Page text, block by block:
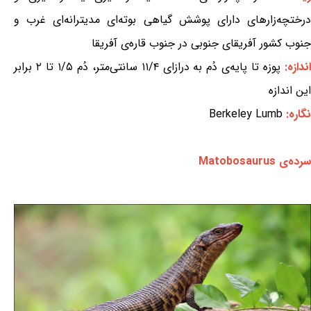
درختچه‌زارهای دارای پوشش گیاهی بوته‌ای مدیترانه‌ای غرب و
جنوب کشور آفریقای جنوبی در جنوب قاره‌ی آفریقا
اندازه:
پوزه تا پایه‌ی دُم به درازای ۱۱/۴ سانتی‌متر، دُم ۱/۵ تا ۲ برابر
این اندازه
نگاره: Berkeley Lumb
سرده‌ی Matobosaurus